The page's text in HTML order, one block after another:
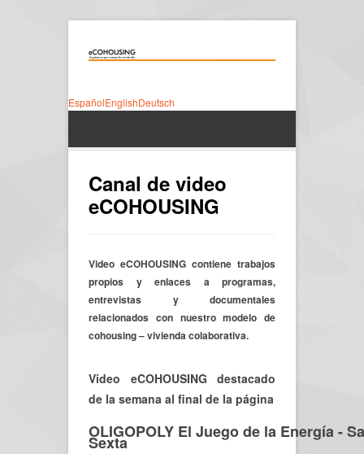
EspañolEnglishDeutsch
Canal de video
eCOHOUSING
Video eCOHOUSING contiene trabajos
propios y enlaces a programas,
entrevistas y documentales
relacionados con nuestro modelo de
cohousing – vivienda colaborativa.
Video eCOHOUSING destacado
de la semana al final de la página
OLIGOPOLY El Juego de la Energía -
Sexta